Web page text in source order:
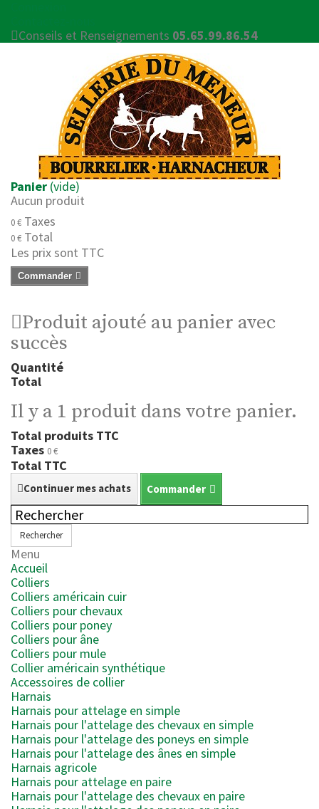
Conseils et Renseignements 05.65.99.86.54
Panier (vide)
Aucun produit
0 € Taxes
0 € Total
Les prix sont TTC
Commander
Produit ajouté au panier avec
succès
Quantité
Total
Il y a 1 produit dans votre panier.
Total produits TTC
Taxes 0 €
Total TTC
Continuer mes achats Commander
Rechercher
Menu
Accueil
Colliers
Colliers américain cuir
Colliers pour chevaux
Colliers pour poney
Colliers pour âne
Colliers pour mule
Collier américain synthétique
Accessoires de collier
Harnais
Harnais pour attelage en simple
Harnais pour l'attelage des chevaux en simple
Harnais pour l'attelage des poneys en simple
Harnais pour l'attelage des ânes en simple
Harnais agricole
Harnais pour attelage en paire
Harnais pour l'attelage des chevaux en paire